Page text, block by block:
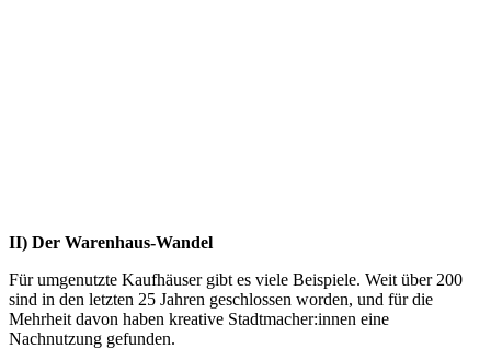
II) Der Warenhaus-Wandel
Für umgenutzte Kaufhäuser gibt es viele Beispiele. Weit über 200
sind in den letzten 25 Jahren geschlossen worden, und für die
Mehrheit davon haben kreative Stadtmacher:innen eine
Nachnutzung gefunden.